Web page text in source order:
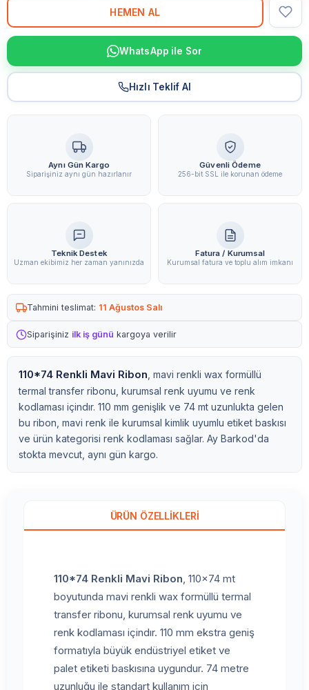
WhatsApp ile Sor
Hızlı Teklif Al
Aynı Gün Kargo
Siparişiniz aynı gün hazırlanır
Güvenli Ödeme
256-bit SSL ile korunan ödeme
Teknik Destek
Uzman ekibimiz her zaman yanınızda
Fatura / Kurumsal
Kurumsal fatura ve toplu alım imkanı
Tahmini teslimat: 11 Ağustos Salı
Siparişiniz ilk iş günü kargoya verilir
110*74 Renkli Mavi Ribon , mavi renkli wax formüllü
termal transfer ribonu, kurumsal renk uyumu ve renk
kodlaması içindır. 110 mm genişlik ve 74 mt uzunlukta gelen
bu ribon, mavi renk ile kurumsal kimlik uyumlu etiket baskısı
ve ürün kategorisi renk kodlaması sağlar. Ay Barkod'da
stokta mevcut, aynı gün kargo.
ÜRÜN ÖZELLIKLERI
110*74 Renkli Mavi Ribon, 110x74 mt
boyutunda mavi renkli wax formüllü termal
transfer ribonu, kurumsal renk uyumu ve
renk kodlaması içindır. 110 mm ekstra geniş
formatıyla büyük endüstriyel etiket ve
palet etiketi baskısına uygundur. 74 metre
uzunluğu ile standart kullanım için